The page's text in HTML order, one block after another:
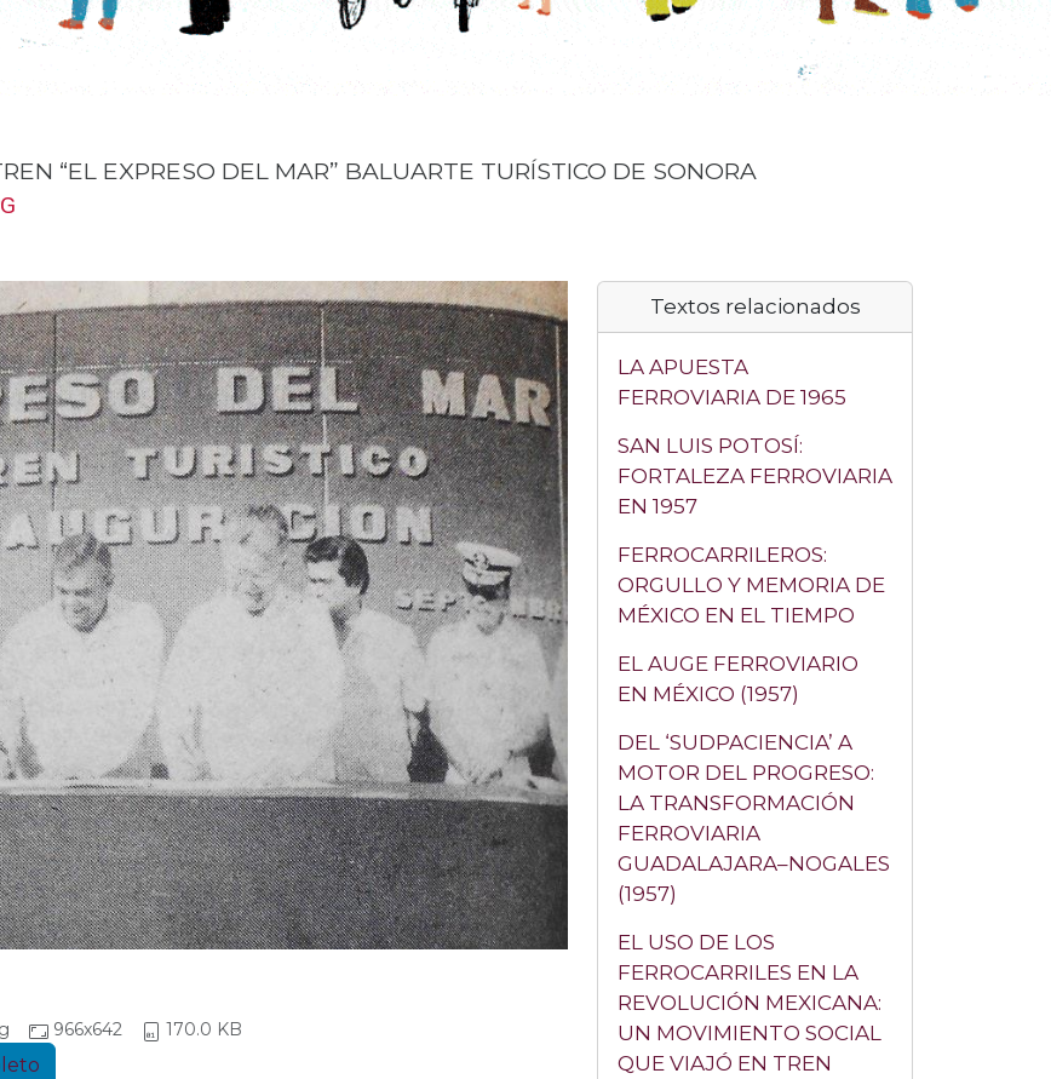
“EL EXPRESO DEL MAR” BALUARTE TURÍSTICO DE SONORA
966x642 170.0 KB
Textos relacionados
LA APUESTA
FERROVIARIA DE 1965
SAN LUIS POTOSÍ:
FORTALEZA FERROVIARIA
EN 1957
FERROCARRILEROS:
ORGULLO Y MEMORIA DE
MÉXICO EN EL TIEMPO
EL AUGE FERROVIARIO
EN MÉXICO (1957)
DEL ‘SUDPACIENCIA’ A
MOTOR DEL PROGRESO:
LA TRANSFORMACIÓN
FERROVIARIA
GUADALAJARA–NOGALES
(1957)
EL USO DE LOS
FERROCARRILES EN LA
REVOLUCIÓN MEXICANA:
UN MOVIMIENTO SOCIAL
QUE VIAJÓ EN TREN